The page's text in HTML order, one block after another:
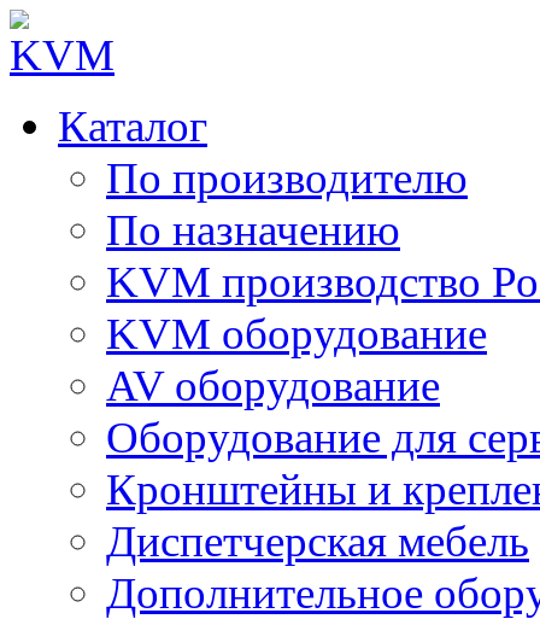
Каталог
По производителю
По назначению
KVM производство
KVM оборудование
AV оборудование
Оборудование для
Кронштейны и
Диспетчерская мебель
Дополнительное